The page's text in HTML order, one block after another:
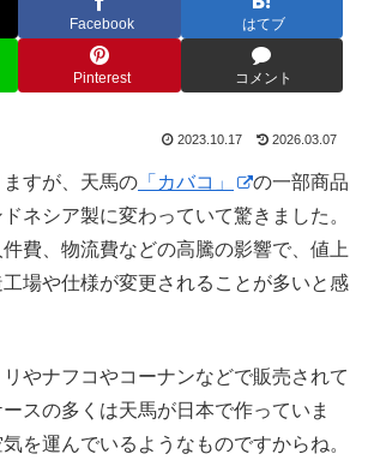
Facebook はてブ
Pinterest コメント
2023.10.17 2026.03.07
すが、天馬の 「カバコ」
の一部商品
ネシア製に変わっていて驚きました。
費、物流費などの高騰の影響で、値上
場や仕様が変更されることが多いと感
やナフコやコーナンなどで販売されて
スの多くは天馬が日本で作っていま
を運んでいるようなものですからね。